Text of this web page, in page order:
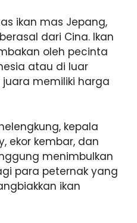
ikan mas Jepang,
dari Cina. Ikan
oleh pecinta
atau di luar
memiliki harga
kepala
ekor kembar, dan
menimbulkan
para peternak yang
ikan